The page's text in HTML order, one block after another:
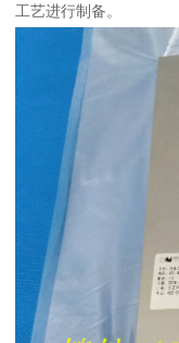
工艺进行制备。